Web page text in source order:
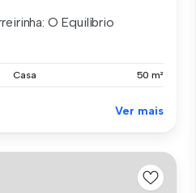
O Equilíbrio
Casa 50 m²
Ver mais